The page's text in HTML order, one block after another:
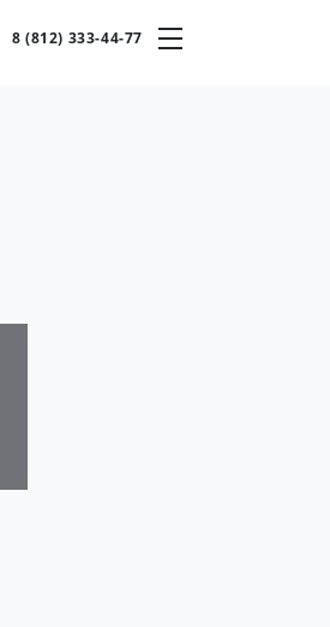
8 (812) 333-44-77